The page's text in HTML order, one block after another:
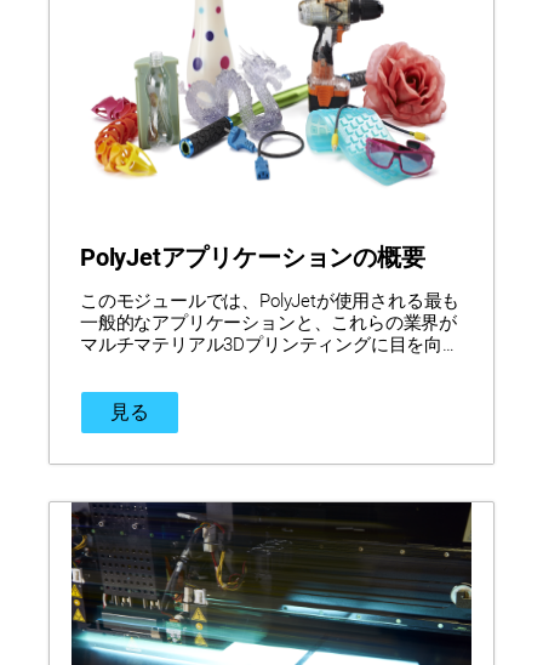
PolyJetアプリケーションの概要
このモジュールでは、PolyJetが使用される最も
一般的なアプリケーションと、これらの業界が
マルチマテリアル3Dプリンティングに目を向け
見る